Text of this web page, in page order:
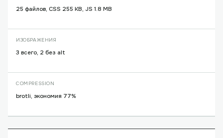
25 файлов, CSS 255 KB, JS 1.8 MB
ИЗОБРАЖЕНИЯ
3 всего, 2 без alt
COMPRESSION
brotli, экономия 77%